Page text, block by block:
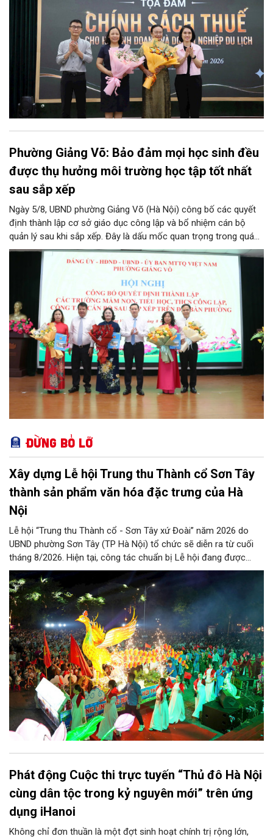
Phường Giảng Võ: Bảo đảm mọi học sinh đều
được thụ hưởng môi trường học tập tốt nhất
sau sắp xếp
Ngày 5/8, UBND phường Giảng Võ (Hà Nội) công bố các quyết
định thành lập cơ sở giáo dục công lập và bổ nhiệm cán bộ
quản lý sau khi sắp xếp. Đây là dấu mốc quan trọng trong quá
trình kiện toàn tổ chức bộ máy, thực hiện chủ trương tinh gọn,
nâng cao hiệu lực, hiệu quả quản lý theo các nghị quyết của
Trung ương và kế hoạch của UBND TP Hà Nội.
Đừng bỏ lỡ
Xây dựng Lễ hội Trung thu Thành cổ Sơn Tây
thành sản phẩm văn hóa đặc trưng của Hà
Nội
Lễ hội “Trung thu Thành cổ - Sơn Tây xứ Đoài” năm 2026 do
UBND phường Sơn Tây (TP Hà Nội) tổ chức sẽ diễn ra từ cuối
tháng 8/2026. Hiện tại, công tác chuẩn bị Lễ hội đang được
chính quyền phường Sơn Tây cùng các phòng, ban, ngành, đơn
vị và 25 tổ dân phố khẩn trương triển khai, tạo khí thế sôi nổi,
sẵn sàng mang đến cho Nhân dân và du khách một mùa Trung
thu quy mô, đặc sắc và giàu bản sắc văn hóa xứ Đoài.
Phát động Cuộc thi trực tuyến “Thủ đô Hà Nội
cùng dân tộc trong kỷ nguyên mới” trên ứng
dụng iHanoi
Không chỉ đơn thuần là một đợt sinh hoạt chính trị rộng lớn,